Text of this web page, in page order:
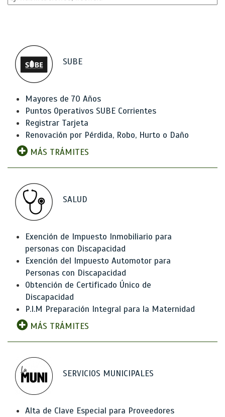
SUBE
Mayores de 70 Años
Puntos Operativos SUBE Corrientes
Registrar Tarjeta
Renovación por Pérdida, Robo, Hurto o Daño
MÁS TRÁMITES
SALUD
Exención de Impuesto Inmobiliario para
personas con Discapacidad
Exención del Impuesto Automotor para
Personas con Discapacidad
Obtención de Certificado Único de
Discapacidad
P.I.M Preparación Integral para la Maternidad
MÁS TRÁMITES
SERVICIOS MUNICIPALES
Alta de Clave Especial para Proveedores